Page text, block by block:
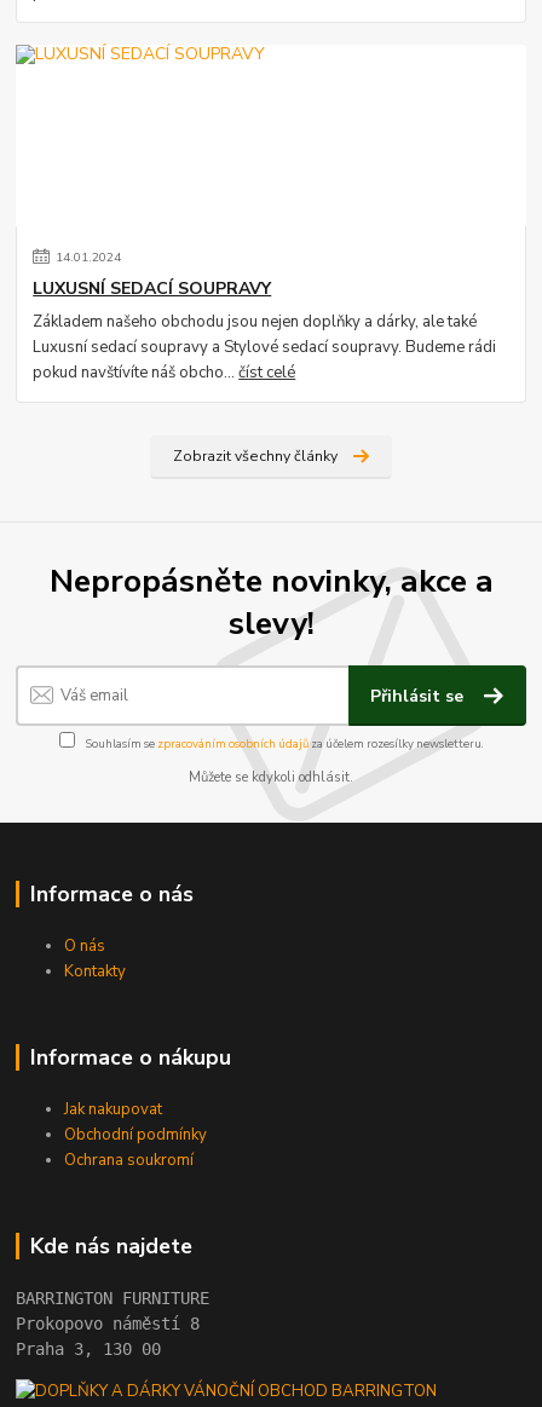
14.01.2024
LUXUSNÍ SEDACÍ SOUPRAVY
Základem našeho obchodu jsou nejen doplňky a dárky, ale také
Luxusní sedací soupravy a Stylové sedací soupravy. Budeme rádi
pokud navštívíte náš obcho...číst celé
Zobrazit všechny články
Nepropásněte novinky, akce a
slevy!
Přihlásit se
Souhlasím se zpracováním osobních údajůza účelem rozesílky newsletteru.
Můžete se kdykoli odhlásit.
Informace o nás
O nás
Kontakty
Informace o nákupu
Jak nakupovat
Obchodní podmínky
Ochrana soukromí
Kde nás najdete
BARRINGTON FURNITURE
Prokopovo náměstí 8
Praha 3, 130 00